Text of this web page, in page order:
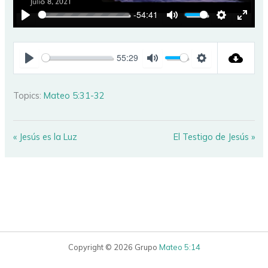
PLAY
-54:41
MUTE SETTINGS
55:29
Topics: Mateo 5:31-32
« Jesús es la Luz El Testigo de Jesús »
Copyright © 2026 Grupo Mateo 5:14